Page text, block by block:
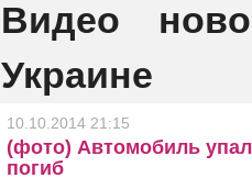
Видео
Украине
10.10.2014 21:15
(фото) Автомобиль
погиб